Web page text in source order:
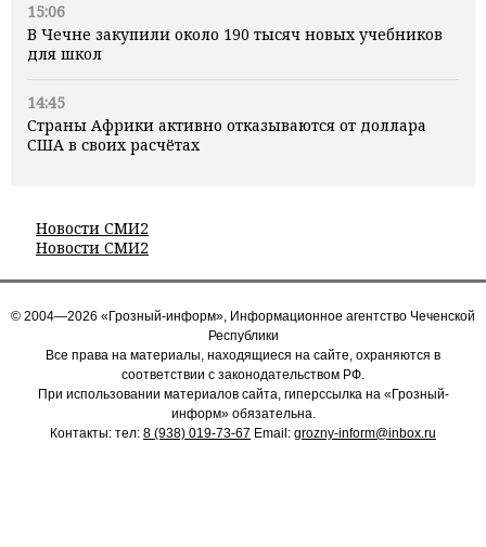
15:06
В Чечне закупили около 190 тысяч новых учебников
для школ
14:45
Страны Африки активно отказываются от доллара
США в своих расчётах
Новости СМИ2
Новости СМИ2
© 2004—2026 «Грозный-информ», Информационное агентство Чеченской
Республики
Все права на материалы, находящиеся на сайте, охраняются в
соответствии с законодательством РФ.
При использовании материалов сайта, гиперссылка на «Грозный-
информ» обязательна.
Контакты: тел: 8 (938) 019-73-67 Email: grozny-inform@inbox.ru